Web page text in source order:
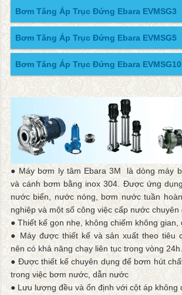
Bơm Tăng Áp Trục Đứng Ebara EVMSG3
Bơm Tăng Áp Trục Đứng Ebara EVMSG5
Bơm Tăng Áp Trục Đứng Ebara EVMSG10
● Máy bơm ly tâm Ebara 3M là dòng máy
và cánh bơm bằng inox 304. Được ứng
nước biển, nước nóng, bơm nước tuần
nghiệp và một số công việc cấp nước
● Thiết kế gọn nhẹ, không chiếm không gian,
● Máy được thiết kế và sản xuất theo tiêu
nên có khả năng chạy liên tục trong vòng 24h.
● Được thiết kế chuyên dụng để bơm hút
trong việc bơm nước, dẫn nước
● Lưu lượng đều và ổn định với cột áp không